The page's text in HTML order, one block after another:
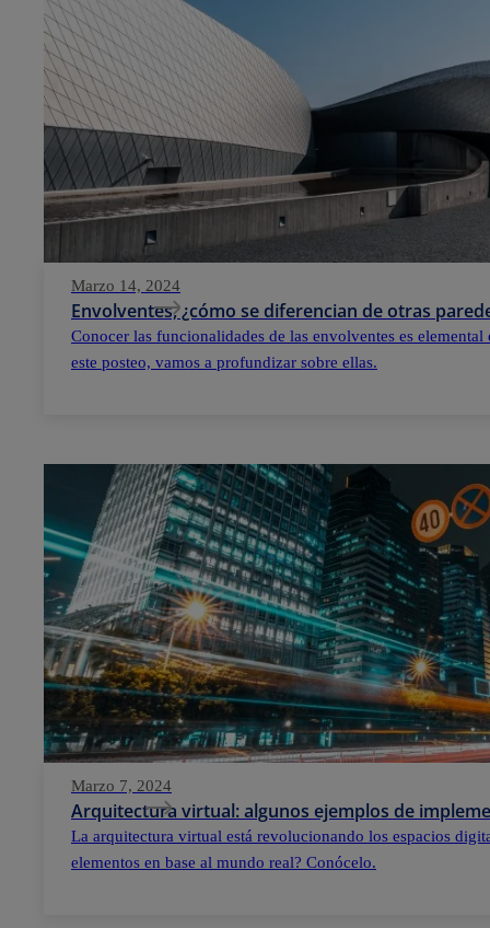
Marzo 14, 2024
Envolventes, ¿cómo se diferencian de otras
Conocer las funcionalidades de las envolventes es
este posteo, vamos a profundizar sobre ellas.
Marzo 7, 2024
Arquitectura virtual: algunos ejemplos de
La arquitectura virtual está revolucionando los espacios
elementos en base al mundo real? Conócelo.